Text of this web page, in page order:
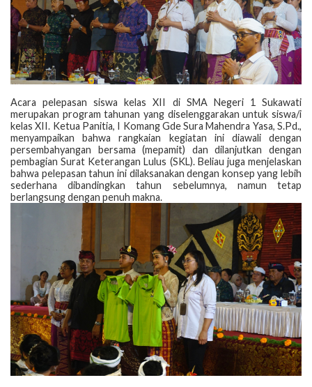
Acara pelepasan siswa kelas XII di SMA Negeri 1 Sukawati
merupakan program tahunan yang diselenggarakan untuk siswa/i
kelas XII. Ketua Panitia, I Komang Gde Sura Mahendra Yasa, S.Pd.,
menyampaikan bahwa rangkaian kegiatan ini diawali dengan
persembahyangan bersama (mepamit) dan dilanjutkan dengan
pembagian Surat Keterangan Lulus (SKL). Beliau juga menjelaskan
bahwa pelepasan tahun ini dilaksanakan dengan konsep yang lebih
sederhana dibandingkan tahun sebelumnya, namun tetap
berlangsung dengan penuh makna.